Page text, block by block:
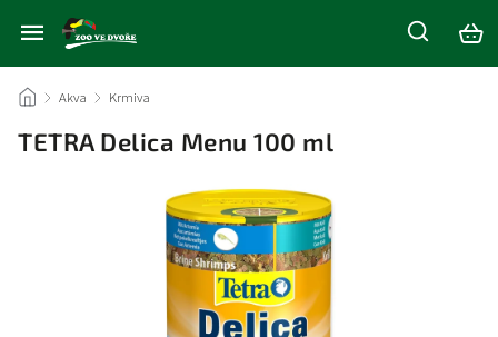
/ Akva / Krmiva
TETRA Delica Menu 100 ml